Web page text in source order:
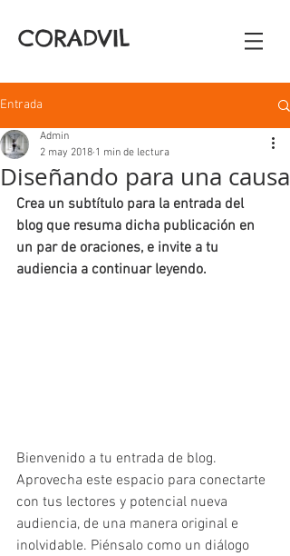
CORADVIL
Entrada
Diseñando para una causa
Admin
2 may 2018 1 min de lectura
Crea un subtítulo para la entrada del
blog que resuma dicha publicación en
un par de oraciones, e invite a tu
audiencia a continuar leyendo.
Bienvenido a tu entrada de blog.
Aprovecha este espacio para conectarte
con tus lectores y potencial nueva
audiencia, de una manera original e
inolvidable. Piénsalo como un diálogo